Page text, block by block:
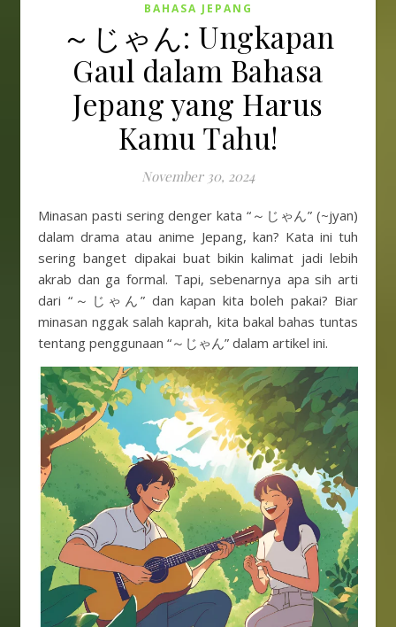
BAHASA JEPANG
～じゃん: Ungkapan
Gaul dalam Bahasa
Jepang yang Harus
Kamu Tahu!
November 30, 2024
Minasan pasti sering denger kata “～じゃん” (~jyan)
dalam drama atau anime Jepang, kan? Kata ini tuh
sering banget dipakai buat bikin kalimat jadi lebih
akrab dan ga formal. Tapi, sebenarnya apa sih arti
dari “～じゃん” dan kapan kita boleh pakai? Biar
minasan nggak salah kaprah, kita bakal bahas tuntas
tentang penggunaan “～じゃん” dalam artikel ini.